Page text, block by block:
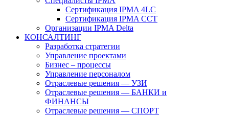
Сертификация IPMA 4LC
Сертификация IPMA CCT
Организации IPMA Delta
КОНСАЛТИНГ
Разработка стратегии
Управление проектами
Бизнес – процессы
Управление персоналом
Отраслевые решения — УЗИ
Отраслевые решения — БАНКИ и
ФИНАНСЫ
Отраслевые решения — СПОРТ